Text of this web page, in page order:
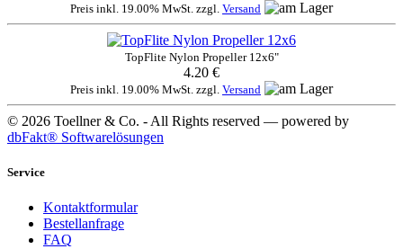
Preis inkl. 19.00% MwSt. zzgl. Versand
TopFlite Nylon Propeller 12x6"
4.20 €
Preis inkl. 19.00% MwSt. zzgl. Versand
© 2026 Toellner & Co. - All Rights reserved — powered by
dbFakt® Softwarelösungen
Service
Kontaktformular
Bestellanfrage
FAQ